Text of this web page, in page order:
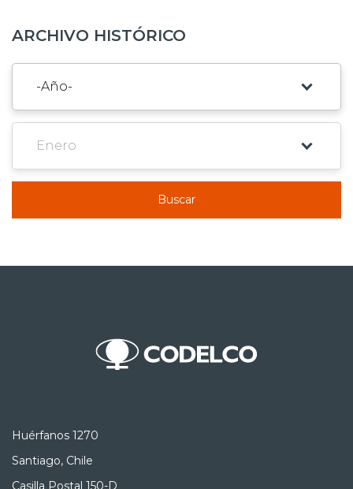
ARCHIVO HISTÓRICO
Buscar
Huérfanos 1270
Santiago, Chile
Casilla Postal 150-D